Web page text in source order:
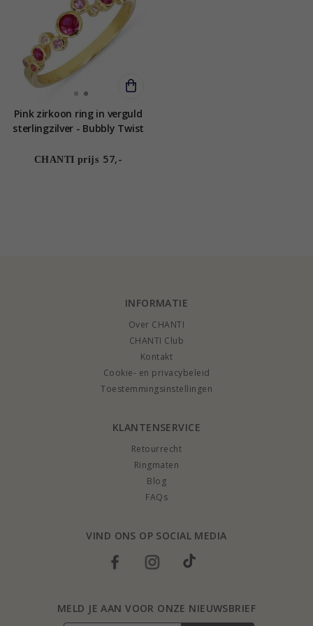
Pink zirkoon ring in verguld
sterlingzilver - Bubbly Twist
CHANTI prijs 57,-
INFORMATIE
Over CHANTI
CHANTI Club
Kontakt
Cookie- en privacybeleid
Toestemmingsinstellingen
KLANTENSERVICE
Retourrecht
Ringmaten
Blog
FAQs
VIND ONS OP SOCIAL MEDIA
MELD JE AAN VOOR ONZE NIEUWSBRIEF